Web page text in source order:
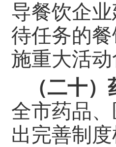
导餐饮企
待任务的
施重大活
（二十
全市药品
出完善制